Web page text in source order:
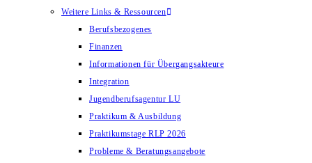
Weitere Links & Ressourcen
Berufsbezogenes
Finanzen
Informationen für Übergangsakteure
Integration
Jugendberufsagentur LU
Praktikum & Ausbildung
Praktikumstage RLP 2026
Probleme & Beratungsangebote